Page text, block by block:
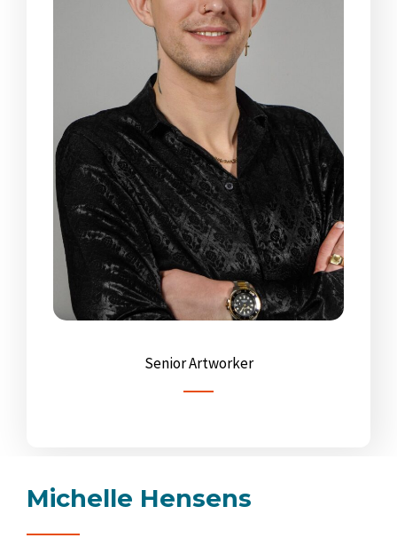
Senior Artworker
Michelle Hensens